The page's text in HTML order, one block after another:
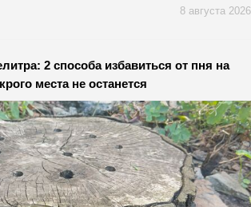
8 августа 2026
2 способа избавиться от пня на
места не останется